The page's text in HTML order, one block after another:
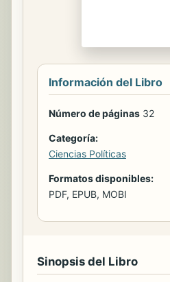
Información del Libro
Número de páginas 32
Categoría:
Ciencias Políticas
Formatos disponibles:
PDF, EPUB, MOBI
Sinopsis del Libro